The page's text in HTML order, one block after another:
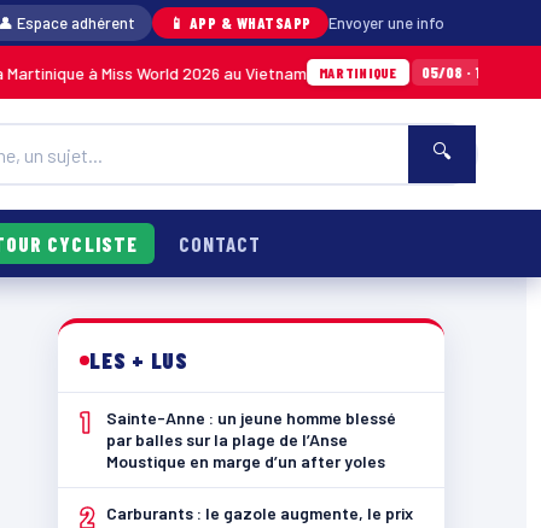
👤 Espace adhérent 📱 APP & WHATSAPP Envoyer une info
World 2026 au Vietnam MARTINIQUE 05/08 · 14h14 Anse Meunier
🔍
CYCLISTE CONTACT
LES + LUS
1
Sainte-Anne : un jeune homme blessé
par balles sur la plage de l’Anse
Moustique en marge d’un after yoles
2
Carburants : le gazole augmente, le prix